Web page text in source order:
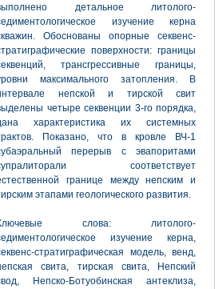
детальное литолого-
изучение керна
Обоснованы опорные секвенс-
поверхности: границы
трансгрессивные границы,
максимального затопления. В
непской и тирской свит
четыре секвенции 3-го порядка,
характеристика их системных
Показано, что в кровле ВЧ-1
перерыв с эвапоритами
соответствует
границе между непским и
этапами геологического развития.
слова: литолого-
изучение керна,
стратиграфическая модель, венд,
свита, тирская свита, Непский
Непско-Ботуобинская антеклиза,